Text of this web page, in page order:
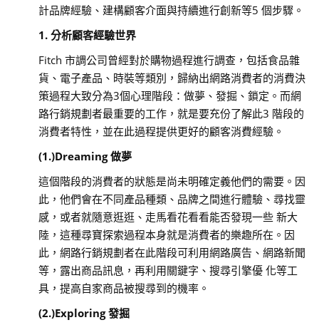
計品牌經驗、建構顧客介面與持續進行創新等5 個步驟。
1. 分析顧客經驗世界
Fitch 市調公司曾經對於購物過程進行調查，包括食品雜
貨、電子產品、時裝等類別，歸納出網路消費者的消費決
策過程大致分為3個心理階段：做夢、發掘、鎖定。而網
路行銷規劃者最重要的工作，就是要充份了解此3 階段的
消費者特性，並在此過程提供更好的顧客消費經驗。
(1.)Dreaming 做夢
這個階段的消費者的狀態是尚未明確定義他們的需要。因
此，他們會在不同產品種類、品牌之間進行體驗、尋找靈
感，或者就隨意逛逛、走馬看花看看能否發現一些 新大
陸，這種尋寶探索過程本身就是消費者的樂趣所在。因
此，網路行銷規劃者在此階段可利用網路廣告、網路新聞
等，露出商品訊息，再利用關鍵字、搜尋引擎優 化等工
具，提高自家商品被搜尋到的機率。
(2.)Exploring 發掘